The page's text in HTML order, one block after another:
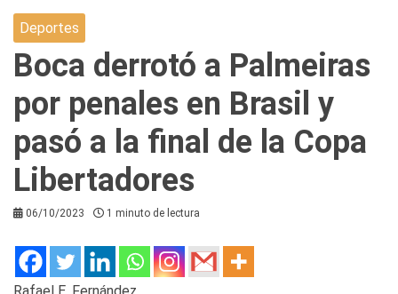
Deportes
Boca derrotó a Palmeiras
por penales en Brasil y
pasó a la final de la Copa
Libertadores
06/10/2023 1 minuto de lectura